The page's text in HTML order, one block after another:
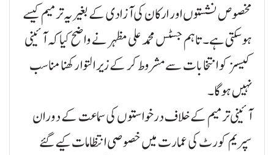
مخصوص نشستوں اور ارکان کی آزادی کے بغیر یہ ترمیم کیسے
ہو سکتی ہے۔ تاہم جسٹس محمد علی مظہر نے واضح کیا کہ آئینی
کیسز کو انتخابات سے مشروط کر کے زیر التوا رکھنا مناسب
نہیں ہوگا۔
آئینی ترمیم کے خلاف درخواستوں کی سماعت کے دوران
سپریم کورٹ کی عمارت میں خصوصی انتظامات کیے گئے